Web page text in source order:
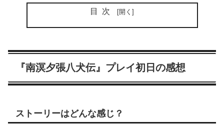
目次
『南溟夕張八犬伝』プレイ初日の感想
ストーリーはどんな感じ？